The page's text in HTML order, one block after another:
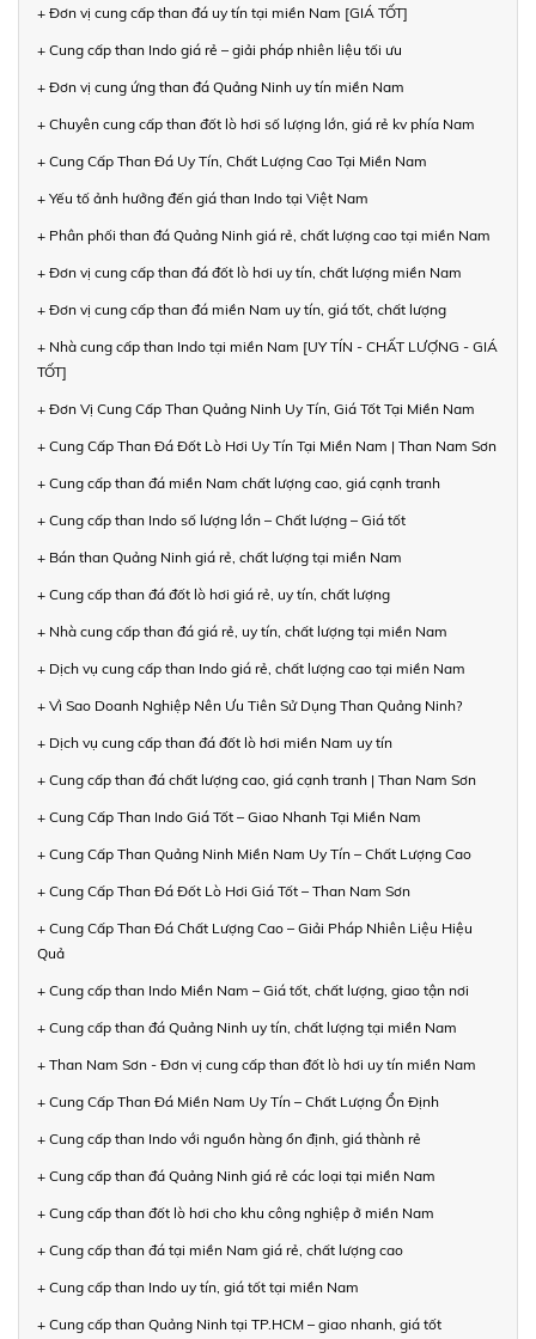
+ Đơn vị cung cấp than đá uy tín tại miền Nam [GIÁ TỐT]
+ Cung cấp than Indo giá rẻ – giải pháp nhiên liệu tối ưu
+ Đơn vị cung ứng than đá Quảng Ninh uy tín miền Nam
+ Chuyên cung cấp than đốt lò hơi số lượng lớn, giá rẻ kv phía Nam
+ Cung Cấp Than Đá Uy Tín, Chất Lượng Cao Tại Miền Nam
+ Yếu tố ảnh hưởng đến giá than Indo tại Việt Nam
+ Phân phối than đá Quảng Ninh giá rẻ, chất lượng cao tại miền Nam
+ Đơn vị cung cấp than đá đốt lò hơi uy tín, chất lượng miền Nam
+ Đơn vị cung cấp than đá miền Nam uy tín, giá tốt, chất lượng
+ Nhà cung cấp than Indo tại miền Nam [UY TÍN - CHẤT LƯỢNG - GIÁ
TỐT]
+ Đơn Vị Cung Cấp Than Quảng Ninh Uy Tín, Giá Tốt Tại Miền Nam
+ Cung Cấp Than Đá Đốt Lò Hơi Uy Tín Tại Miền Nam | Than Nam Sơn
+ Cung cấp than đá miền Nam chất lượng cao, giá cạnh tranh
+ Cung cấp than Indo số lượng lớn – Chất lượng – Giá tốt
+ Bán than Quảng Ninh giá rẻ, chất lượng tại miền Nam
+ Cung cấp than đá đốt lò hơi giá rẻ, uy tín, chất lượng
+ Nhà cung cấp than đá giá rẻ, uy tín, chất lượng tại miền Nam
+ Dịch vụ cung cấp than Indo giá rẻ, chất lượng cao tại miền Nam
+ Vì Sao Doanh Nghiệp Nên Ưu Tiên Sử Dụng Than Quảng Ninh?
+ Dịch vụ cung cấp than đá đốt lò hơi miền Nam uy tín
+ Cung cấp than đá chất lượng cao, giá cạnh tranh | Than Nam Sơn
+ Cung Cấp Than Indo Giá Tốt – Giao Nhanh Tại Miền Nam
+ Cung Cấp Than Quảng Ninh Miền Nam Uy Tín – Chất Lượng Cao
+ Cung Cấp Than Đá Đốt Lò Hơi Giá Tốt – Than Nam Sơn
+ Cung Cấp Than Đá Chất Lượng Cao – Giải Pháp Nhiên Liệu Hiệu
Quả
+ Cung cấp than Indo Miền Nam – Giá tốt, chất lượng, giao tận nơi
+ Cung cấp than đá Quảng Ninh uy tín, chất lượng tại miền Nam
+ Than Nam Sơn - Đơn vị cung cấp than đốt lò hơi uy tín miền Nam
+ Cung Cấp Than Đá Miền Nam Uy Tín – Chất Lượng Ổn Định
+ Cung cấp than Indo với nguồn hàng ổn định, giá thành rẻ
+ Cung cấp than đá Quảng Ninh giá rẻ các loại tại miền Nam
+ Cung cấp than đốt lò hơi cho khu công nghiệp ở miền Nam
+ Cung cấp than đá tại miền Nam giá rẻ, chất lượng cao
+ Cung cấp than Indo uy tín, giá tốt tại miền Nam
+ Cung cấp than Quảng Ninh tại TP.HCM – giao nhanh, giá tốt